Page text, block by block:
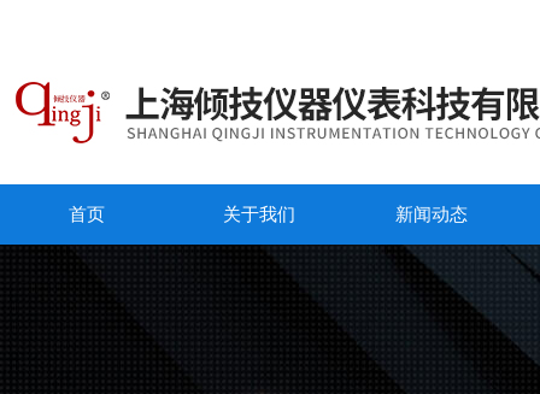
首页 关于我们 新闻动态